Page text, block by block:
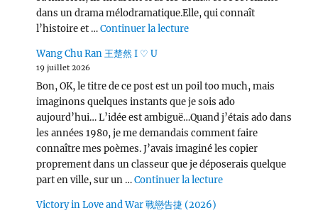
dans un drama mélodramatique.Elle, qui connaît
l’histoire et …Continuer la lecturede « Love, Lies, and Spies
Wang Chu Ran 王楚然 I ♡ U
19 juillet 2026
Bon, OK, le titre de ce post est un poil too much, mais
imaginons quelques instants que je sois ado
aujourd’hui… L’idée est ambiguë…Quand j’étais ado dans
les années 1980, je me demandais comment faire
connaître mes poèmes. J’avais imaginé les copier
proprement dans un classeur que je déposerais quelque
part en ville, sur un …Continuer la lecturede « Wang Chu Ran
Victory in Love and War 戰戀告捷 (2026)